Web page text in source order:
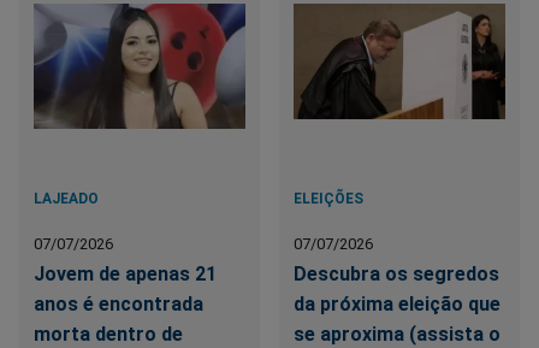
LAJEADO
07/07/2026
Jovem de apenas 21
anos é encontrada
morta dentro de
ELEIÇÕES
07/07/2026
Descubra os segredos
da próxima eleição que
se aproxima (assista o